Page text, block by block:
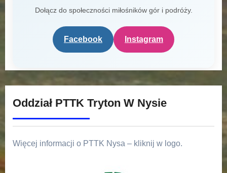
Dołącz do społeczności miłośników gór i podróży.
Facebook Instagram
Oddział PTTK Tryton W Nysie
Więcej informacji o PTTK Nysa – kliknij w logo.